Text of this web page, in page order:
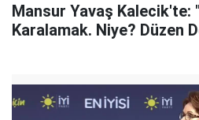
Mansur Yavaş Kalecik'te:
Karalamak. Niye? Düzen